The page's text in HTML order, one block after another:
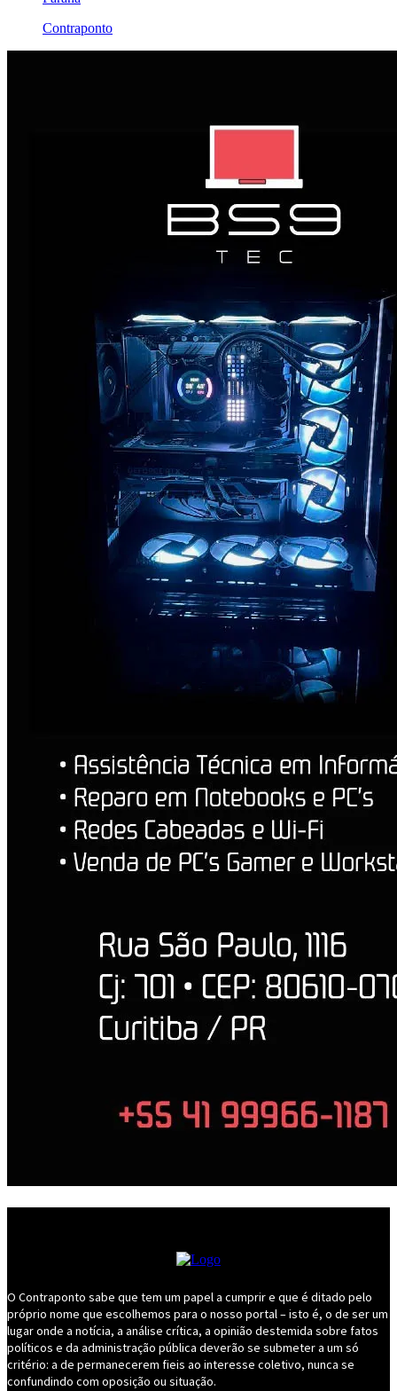
Contraponto
O Contraponto sabe que tem um papel a cumprir e que é ditado pelo
próprio nome que escolhemos para o nosso portal – isto é, o de ser um
lugar onde a notícia, a análise crítica, a opinião destemida sobre fatos
políticos e da administração pública deverão se submeter a um só
critério: a de permanecerem fieis ao interesse coletivo, nunca se
confundindo com oposição ou situação.